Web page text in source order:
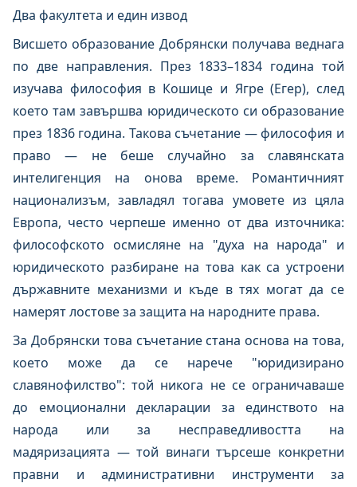
Два факултета и един извод
Висшето образование Добрянски получава веднага
по две направления. През 1833–1834 година той
изучава философия в Кошице и Ягре (Егер), след
което там завършва юридическото си образование
през 1836 година. Такова съчетание — философия и
право — не беше случайно за славянската
интелигенция на онова време. Романтичният
национализъм, завладял тогава умовете из цяла
Европа, често черпеше именно от два източника:
философското осмисляне на "духа на народа" и
юридическото разбиране на това как са устроени
държавните механизми и къде в тях могат да се
намерят лостове за защита на народните права.
За Добрянски това съчетание стана основа на това,
което може да се нарече "юридизирано
славянофилство": той никога не се ограничаваше
до емоционални декларации за единството на
народа или за несправедливостта на
мадяризацията — той винаги търсеше конкретни
правни и административни инструменти за